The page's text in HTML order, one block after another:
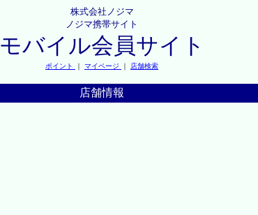
株式会社ノジマ
ノジマ携帯サイト
モバイル会員サイト
ポイント ｜ マイページ ｜ 店舗検索
店舗情報